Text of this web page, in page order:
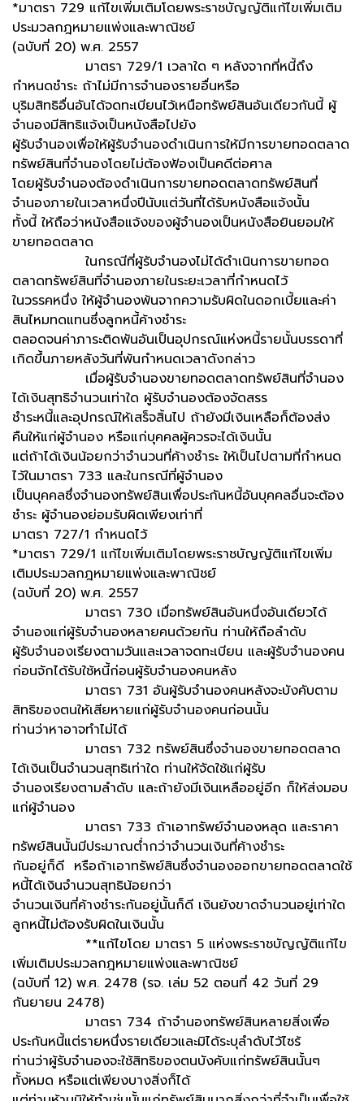
*มาตรา 729 แก้ไขเพิ่มเติมโดยพระราชบัญญัติแก้ไขเพิ่มเติม
ประมวลกฎหมายแพ่งและพาณิชย์
(ฉบับที่ 20) พ.ศ. 2557
มาตรา 729/1 เวลาใด ๆ หลังจากที่หนี้ถึง
กำหนดชำระ ถ้าไม่มีการจำนองรายอื่นหรือ
บุริมสิทธิอื่นอันได้จดทะเบียนไว้เหนือทรัพย์สินอันเดียวกันนี้ ผู้
จำนองมีสิทธิแจ้งเป็นหนังสือไปยัง
ผู้รับจำนองเพื่อให้ผู้รับจำนองดำเนินการให้มีการขายทอดตลาด
ทรัพย์สินที่จำนองโดยไม่ต้องฟ้องเป็นคดีต่อศาล
โดยผู้รับจำนองต้องดำเนินการขายทอดตลาดทรัพย์สินที่
จำนองภายในเวลาหนึ่งปีนับแต่วันที่ได้รับหนังสือแจ้งนั้น
ทั้งนี้ ให้ถือว่าหนังสือแจ้งของผู้จำนองเป็นหนังสือยินยอมให้
ขายทอดตลาด
ในกรณีที่ผู้รับจำนองไม่ได้ดำเนินการขายทอด
ตลาดทรัพย์สินที่จำนองภายในระยะเวลาที่กำหนดไว้
ในวรรคหนึ่ง ให้ผู้จำนองพ้นจากความรับผิดในดอกเบี้ยและค่า
สินไหมทดแทนซึ่งลูกหนี้ค้างชำระ
ตลอดจนค่าภาระติดพันอันเป็นอุปกรณ์แห่งหนี้รายนั้นบรรดาที่
เกิดขึ้นภายหลังวันที่พ้นกำหนดเวลาดังกล่าว
เมื่อผู้รับจำนองขายทอดตลาดทรัพย์สินที่จำนอง
ได้เงินสุทธิจำนวนเท่าใด ผู้รับจำนองต้องจัดสรร
ชำระหนี้และอุปกรณ์ให้เสร็จสิ้นไป ถ้ายังมีเงินเหลือก็ต้องส่ง
คืนให้แก่ผู้จำนอง หรือแก่บุคคลผู้ควรจะได้เงินนั้น
แต่ถ้าได้เงินน้อยกว่าจำนวนที่ค้างชำระ ให้เป็นไปตามที่กำหนด
ไว้ในมาตรา 733 และในกรณีที่ผู้จำนอง
เป็นบุคคลซึ่งจำนองทรัพย์สินเพื่อประกันหนี้อันบุคคลอื่นจะต้อง
ชำระ ผู้จำนองย่อมรับผิดเพียงเท่าที่
มาตรา 727/1 กำหนดไว้
*มาตรา 729/1 แก้ไขเพิ่มเติมโดยพระราชบัญญัติแก้ไขเพิ่ม
เติมประมวลกฎหมายแพ่งและพาณิชย์
(ฉบับที่ 20) พ.ศ. 2557
มาตรา 730 เมื่อทรัพย์สินอันหนึ่งอันเดียวได้
จำนองแก่ผู้รับจำนองหลายคนด้วยกัน ท่านให้ถือลำดับ
ผู้รับจำนองเรียงตามวันและเวลาจดทะเบียน และผู้รับจำนองคน
ก่อนจักได้รับใช้หนี้ก่อนผู้รับจำนองคนหลัง
มาตรา 731 อันผู้รับจำนองคนหลังจะบังคับตาม
สิทธิของตนให้เสียหายแก่ผู้รับจำนองคนก่อนนั้น
ท่านว่าหาอาจทำไม่ได้
มาตรา 732 ทรัพย์สินซึ่งจำนองขายทอดตลาด
ได้เงินเป็นจำนวนสุทธิเท่าใด ท่านให้จัดใช้แก่ผู้รับ
จำนองเรียงตามลำดับ และถ้ายังมีเงินเหลืออยู่อีก ก็ให้ส่งมอบ
แก่ผู้จำนอง
มาตรา 733 ถ้าเอาทรัพย์จำนองหลุด และราคา
ทรัพย์สินนั้นมีประมาณต่ำกว่าจำนวนเงินที่ค้างชำระ
กันอยู่ก็ดี หรือถ้าเอาทรัพย์สินซึ่งจำนองออกขายทอดตลาดใช้
หนี้ได้เงินจำนวนสุทธิน้อยกว่า
จำนวนเงินที่ค้างชำระกันอยู่นั้นก็ดี เงินยังขาดจำนวนอยู่เท่าใด
ลูกหนี้ไม่ต้องรับผิดในเงินนั้น
**แก้ไขโดย มาตรา 5 แห่งพระราชบัญญัติแก้ไข
เพิ่มเติมประมวลกฎหมายแพ่งและพาณิชย์
(ฉบับที่ 12) พ.ศ. 2478 (รจ. เล่ม 52 ตอนที่ 42 วันที่ 29
กันยายน 2478)
มาตรา 734 ถ้าจำนองทรัพย์สินหลายสิ่งเพื่อ
ประกันหนี้แต่รายหนึ่งรายเดียวและมิได้ระบุลำดับไว้ไซร้
ท่านว่าผู้รับจำนองจะใช้สิทธิของตนบังคับแก่ทรัพย์สินนั้นๆ
ทั้งหมด หรือแต่เพียงบางสิ่งก็ได้